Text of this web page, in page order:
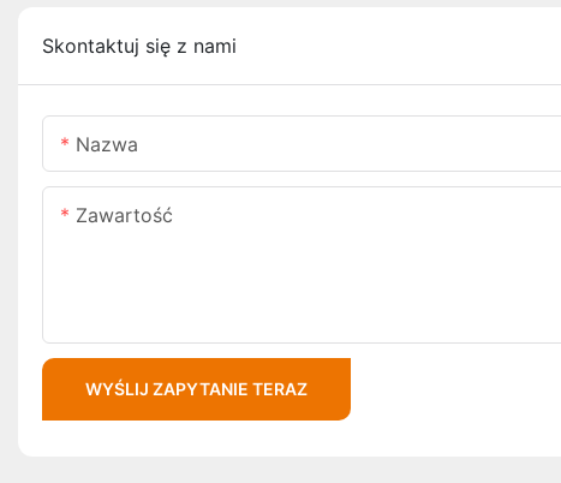
Skontaktuj się z nami
Nazwa
Zawartość
WYŚLIJ ZAPYTANIE TERAZ